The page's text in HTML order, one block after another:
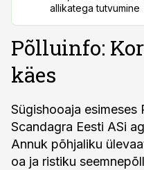
allikatega tutvumine
Põlluinfo:
käes
Sügishooaja esimeses
Scandagra Eesti ASi
Annuk põhjaliku
oa ja ristiku